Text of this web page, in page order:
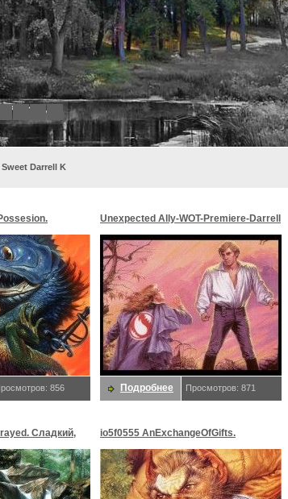
8
Sweet Darrell K
856
Unexpected Ally-WOT-Premiere-Darrell
Sweet-D50. Сладкий, Даррелл K
Подробнее Просмотров: 871
Сладкий, io5f0555 AnExchangeOfGifts.
Сладкий, Даррелл K